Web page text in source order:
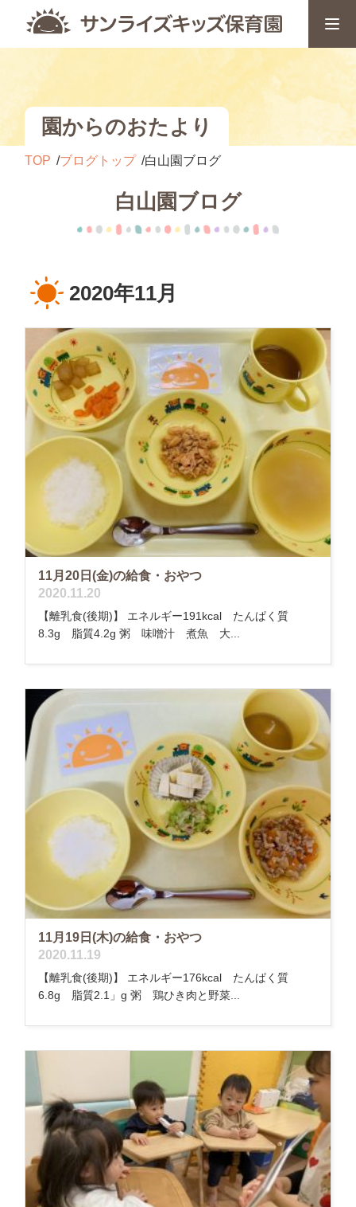
園からのおたより
TOP ブログトップ 白山園ブログ
白山園ブログ
2020年11月
11月20日(金)の給食・おやつ
2020.11.20
【離乳食(後期)】 エネルギー191kcal たんぱく質
8.3g 脂質4.2g 粥 味噌汁 煮魚 大...
11月19日(木)の給食・おやつ
2020.11.19
【離乳食(後期)】 エネルギー176kcal たんぱく質
6.8g 脂質2.1」g 粥 鶏ひき肉と野菜...